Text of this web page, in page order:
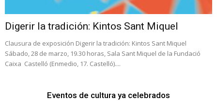
Digerir la tradición: Kintos Sant Miquel
Clausura de exposición Digerir la tradición: Kintos Sant Miquel
Sábado, 28 de marzo, 19.30 horas, Sala Sant Miquel de la Fundació
Caixa Castelló (Enmedio, 17. Castelló)....
Eventos de cultura ya celebrados